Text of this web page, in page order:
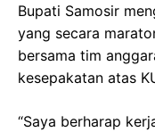
Bupati Samosir
yang secara
bersama tim
kesepakatan atas
“Saya berharap